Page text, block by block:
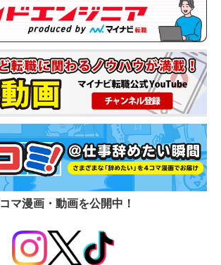
マ漫画・動画を公開中！